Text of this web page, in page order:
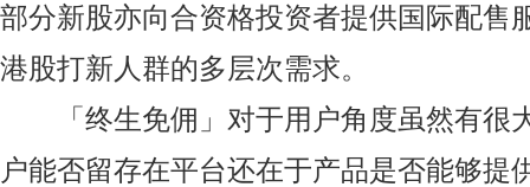
部分新股亦向合资格投资者提供国际配售
港股打新人群的多层次需求。
「终生免佣」对于用户角度虽然有很
户能否留存在平台还在于产品是否能够提